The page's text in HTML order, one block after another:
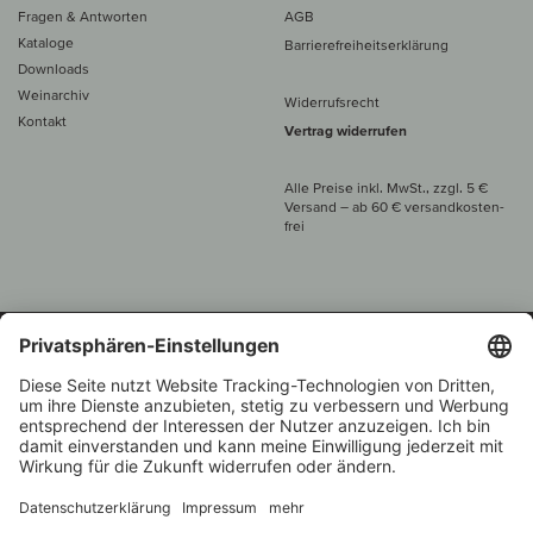
Fragen & Antworten
Kataloge
Downloads
Weinarchiv
Kontakt
AGB
Barrierefreiheitserklärung
Widerrufsrecht
Vertrag widerrufen
Alle Preise inkl. MwSt., zzgl. 5 €
Versand – ab 60 € versand­kosten­
frei
Beratung unter
+49 421 696 797-0
1.000 Winzer –
Über 7.000 Weine
Weinhändler
des Jahres 2022